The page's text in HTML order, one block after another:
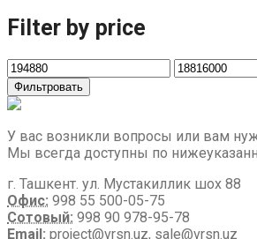
Filter by price
Фильтровать
У вас возникли вопросы или вам
Мы всегда доступны по
г. Ташкент. ул. Мустакиллик шох 88
Офис: 998 55 500-05-75
Сотовый: 998 90 978-95-78
Email: project@vrsn.uz, sale@vrsn.uz